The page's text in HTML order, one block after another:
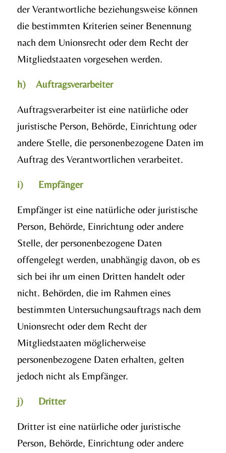
der Verantwortliche beziehungsweise können
die bestimmten Kriterien seiner Benennung
nach dem Unionsrecht oder dem Recht der
Mitgliedstaaten vorgesehen werden.
h) Auftragsverarbeiter
Auftragsverarbeiter ist eine natürliche oder
juristische Person, Behörde, Einrichtung oder
andere Stelle, die personenbezogene Daten im
Auftrag des Verantwortlichen verarbeitet.
i) Empfänger
Empfänger ist eine natürliche oder juristische
Person, Behörde, Einrichtung oder andere
Stelle, der personenbezogene Daten
offengelegt werden, unabhängig davon, ob es
sich bei ihr um einen Dritten handelt oder
nicht. Behörden, die im Rahmen eines
bestimmten Untersuchungsauftrags nach dem
Unionsrecht oder dem Recht der
Mitgliedstaaten möglicherweise
personenbezogene Daten erhalten, gelten
jedoch nicht als Empfänger.
j) Dritter
Dritter ist eine natürliche oder juristische
Person, Behörde, Einrichtung oder andere